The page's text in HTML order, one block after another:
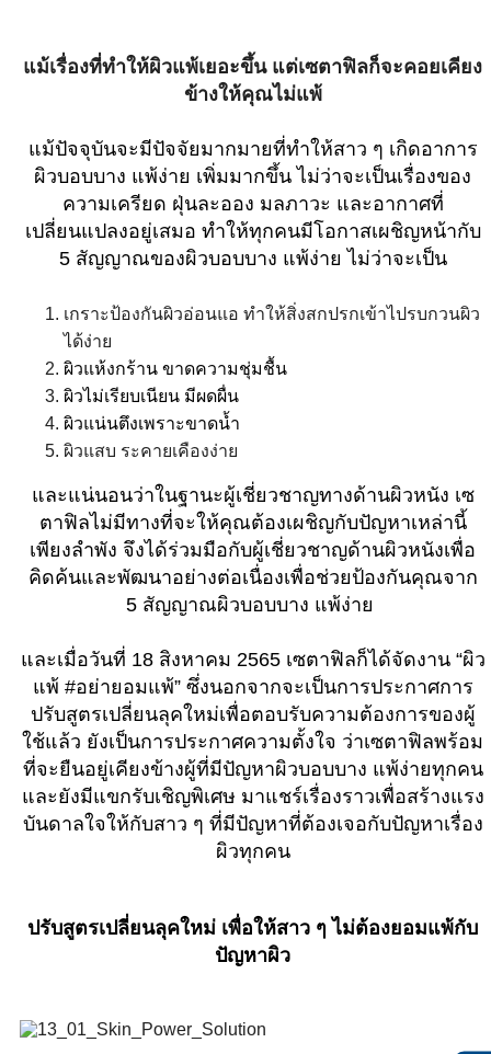
แม้เรื่องที่ทำให้ผิวแพ้เยอะขึ้น แต่เซตาฟิลก็จะคอยเคียง
ข้างให้คุณไม่แพ้
แม้ปัจจุบันจะมีปัจจัยมากมายที่ทำให้สาว ๆ เกิดอาการ
ผิวบอบบาง แพ้ง่าย เพิ่มมากขึ้น ไม่ว่าจะเป็นเรื่องของ
ความเครียด ฝุ่นละออง มลภาวะ และอากาศที่
เปลี่ยนแปลงอยู่เสมอ ทำให้ทุกคนมีโอกาสเผชิญหน้ากับ
5 สัญญาณของผิวบอบบาง แพ้ง่าย ไม่ว่าจะเป็น
เกราะป้องกันผิวอ่อนแอ ทำให้สิ่งสกปรกเข้าไปรบกวนผิว
ได้ง่าย
ผิวแห้งกร้าน ขาดความชุ่มชื้น
ผิวไม่เรียบเนียน มีผดผื่น
ผิวแน่นตึงเพราะขาดน้ำ
ผิวแสบ ระคายเคืองง่าย
และแน่นอนว่าในฐานะผู้เชี่ยวชาญทางด้านผิวหนัง เซ
ตาฟิลไม่มีทางที่จะให้คุณต้องเผชิญกับปัญหาเหล่านี้
เพียงลำพัง จึงได้ร่วมมือกับผู้เชี่ยวชาญด้านผิวหนังเพื่อ
คิดค้นและพัฒนาอย่างต่อเนื่องเพื่อช่วยป้องกันคุณจาก
5 สัญญาณผิวบอบบาง แพ้ง่าย
และเมื่อวันที่ 18 สิงหาคม 2565 เซตาฟิลก็ได้จัดงาน “ผิว
แพ้ #อย่ายอมแพ้” ซึ่งนอกจากจะเป็นการประกาศการ
ปรับสูตรเปลี่ยนลุคใหม่เพื่อตอบรับความต้องการของผู้
ใช้แล้ว ยังเป็นการประกาศความตั้งใจ ว่าเซตาฟิลพร้อม
ที่จะยืนอยู่เคียงข้างผู้ที่มีปัญหาผิวบอบบาง แพ้ง่ายทุกคน
และยังมีแขกรับเชิญพิเศษ มาแชร์เรื่องราวเพื่อสร้างแรง
บันดาลใจให้กับสาว ๆ ที่มีปัญหาที่ต้องเจอกับปัญหาเรื่อง
ผิวทุกคน
ปรับสูตรเปลี่ยนลุคใหม่ เพื่อให้สาว ๆ ไม่ต้องยอมแพ้กับ
ปัญหาผิว